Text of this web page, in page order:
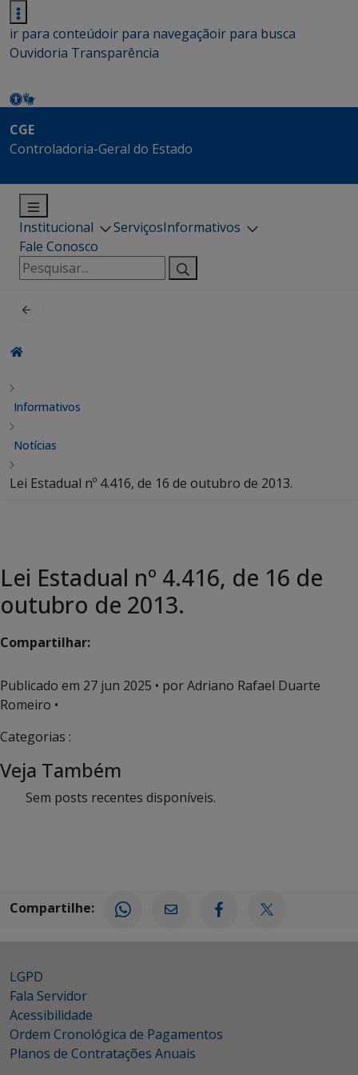
ir para conteúdoir para navegaçãoir para busca
Ouvidoria Transparência
CGE
Controladoria-Geral do Estado
Institucional ServiçosInformativos
Fale Conosco
Pesquisar
por:
Informativos
Notícias
Lei Estadual nº 4.416, de 16 de outubro de 2013.
Lei Estadual nº 4.416, de 16 de
outubro de 2013.
Compartilhar:
Publicado em 27 jun 2025 • por Adriano Rafael Duarte
Romeiro •
Categorias :
Veja Também
Sem posts recentes disponíveis.
Compartilhe:
LGPD
Fala Servidor
Acessibilidade
Ordem Cronológica de Pagamentos
Planos de Contratações Anuais